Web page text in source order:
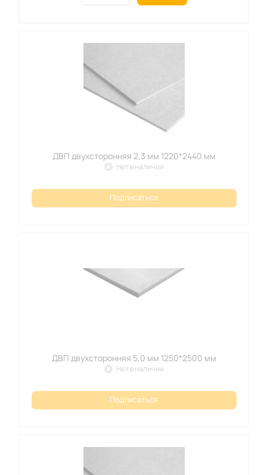
ДВП двухсторонняя 2,3 мм 1220*2440 мм
Нет в наличии
Подписаться
ДВП двухсторонняя 5,0 мм 1250*2500 мм
Нет в наличии
Подписаться